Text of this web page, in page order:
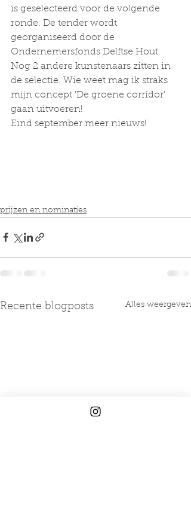
is geselecteerd voor de volgende
ronde. De tender wordt
georganiseerd door de
Ondernemersfonds Delftse Hout.
Nog 2 andere kunstenaars zitten in
de selectie. Wie weet mag ik straks
mijn concept 'De groene corridor'
gaan uitvoeren!
Eind september meer nieuws!
prijzen en nominaties
Recente blogposts Alles weergeven